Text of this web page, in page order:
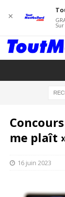
me plaît
16 juin 2023
✕